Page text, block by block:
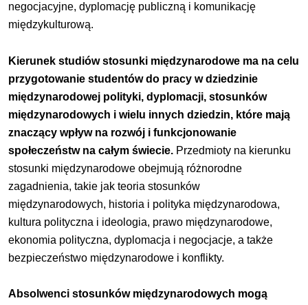
negocjacyjne, dyplomację publiczną i komunikację
międzykulturową.
Kierunek studiów stosunki międzynarodowe ma na celu
przygotowanie studentów do pracy w dziedzinie
międzynarodowej polityki, dyplomacji, stosunków
międzynarodowych i wielu innych dziedzin, które mają
znaczący wpływ na rozwój i funkcjonowanie
społeczeństw na całym świecie. Przedmioty na kierunku
stosunki międzynarodowe obejmują różnorodne
zagadnienia, takie jak teoria stosunków
międzynarodowych, historia i polityka międzynarodowa,
kultura polityczna i ideologia, prawo międzynarodowe,
ekonomia polityczna, dyplomacja i negocjacje, a także
bezpieczeństwo międzynarodowe i konflikty.
Absolwenci stosunków międzynarodowych mogą